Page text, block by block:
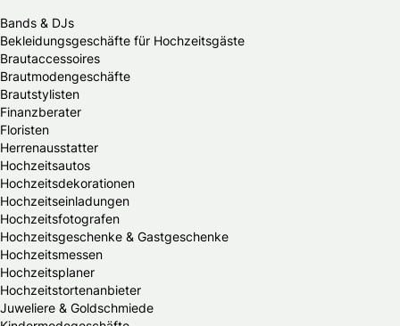
Bands & DJs
Bekleidungsgeschäfte für Hochzeitsgäste
Brautaccessoires
Brautmodengeschäfte
Brautstylisten
Finanzberater
Floristen
Herrenausstatter
Hochzeitsautos
Hochzeitsdekorationen
Hochzeitseinladungen
Hochzeitsfotografen
Hochzeitsgeschenke & Gastgeschenke
Hochzeitsmessen
Hochzeitsplaner
Hochzeitstortenanbieter
Juweliere & Goldschmiede